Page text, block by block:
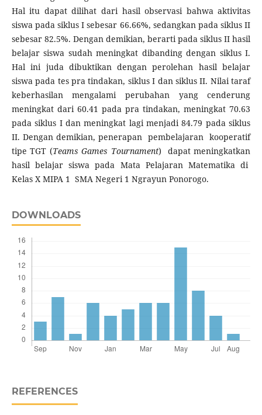
Hal itu dapat dilihat dari hasil observasi bahwa aktivitas
siswa pada siklus I sebesar 66.66%, sedangkan pada siklus II
sebesar 82.5%. Dengan demikian, berarti pada siklus II hasil
belajar siswa sudah meningkat dibanding dengan siklus I.
Hal ini juda dibuktikan dengan perolehan hasil belajar
siswa pada tes pra tindakan, siklus I dan siklus II. Nilai taraf
keberhasilan mengalami perubahan yang cenderung
meningkat dari 60.41 pada pra tindakan, meningkat 70.63
pada siklus I dan meningkat lagi menjadi 84.79 pada siklus
II. Dengan demikian, penerapan pembelajaran kooperatif
tipe TGT (Teams Games Tournament) dapat meningkatkan
hasil belajar siswa pada Mata Pelajaran Matematika di
Kelas X MIPA 1 SMA Negeri 1 Ngrayun Ponorogo.
DOWNLOADS
REFERENCES